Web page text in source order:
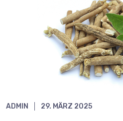
ADMIN 29. MÄRZ 2025